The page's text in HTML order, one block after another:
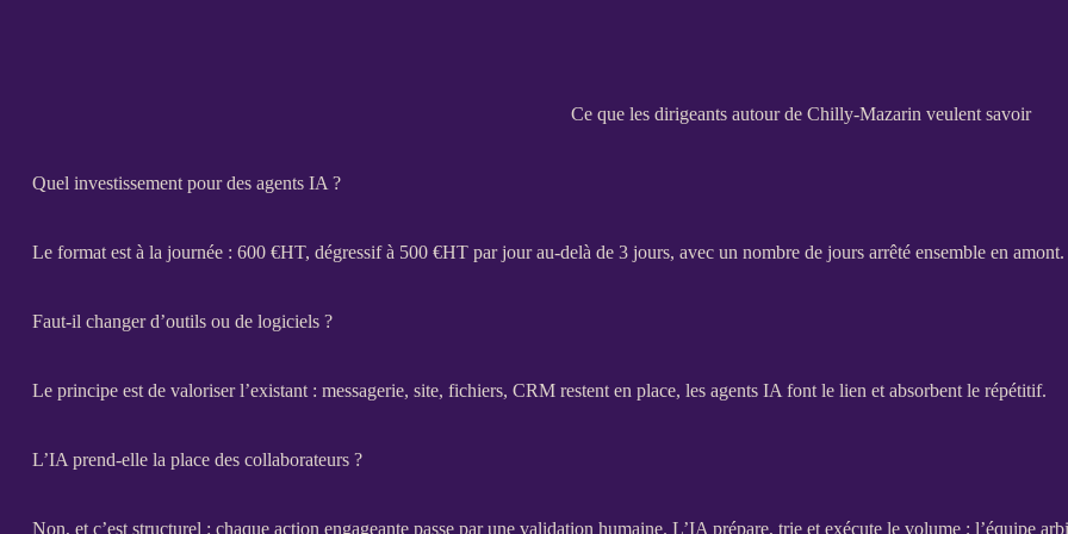
Ce que les dirigeants autour de Chilly-Mazarin veulent savoir
Quel investissement pour des agents IA ?
Le format est à la journée : 600 €HT, dégressif à 500 €HT par jour au-delà de 3 jours, avec un nombre de jours arrêté ensemble en amont.
Faut-il changer d’outils ou de logiciels ?
Le principe est de valoriser l’existant : messagerie, site, fichiers, CRM restent en place, les agents IA font le lien et absorbent le répétitif.
L’IA prend-elle la place des collaborateurs ?
Non, et c’est structurel : chaque action engageante passe par une validation humaine. L’IA prépare, trie et exécute le volume ; l’équipe